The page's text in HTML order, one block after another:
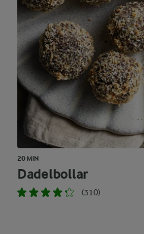
20 MIN
Dadelbollar
(310)